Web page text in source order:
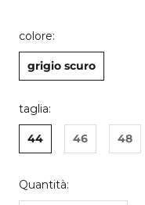
colore:
grigio scuro
taglia:
44 46 48
Quantità: